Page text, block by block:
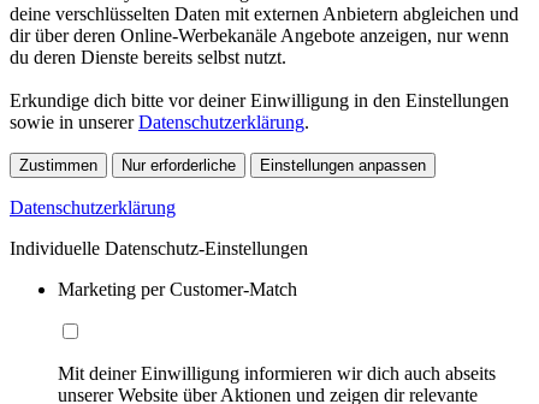
deine verschlüsselten Daten mit externen Anbietern abgleichen und
dir über deren Online-Werbekanäle Angebote anzeigen, nur wenn
du deren Dienste bereits selbst nutzt.
Erkundige dich bitte vor deiner Einwilligung in den Einstellungen
sowie in unsererDatenschutzerklärung.
Zustimmen Nur erforderliche Einstellungen anpassen
Datenschutzerklärung
Individuelle Datenschutz-Einstellungen
Marketing per Customer-Match
Mit deiner Einwilligung informieren wir dich auch abseits
unserer Website über Aktionen und zeigen dir relevante